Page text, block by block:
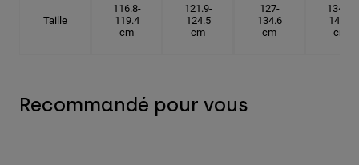
Taille
116.8-
119.4
cm
121.9-
124.5
cm
127-
134.6
cm
134.6-
142.2
cm
Recommandé pour vous